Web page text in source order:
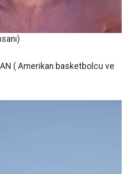
( Amerikan basketbolcu ve